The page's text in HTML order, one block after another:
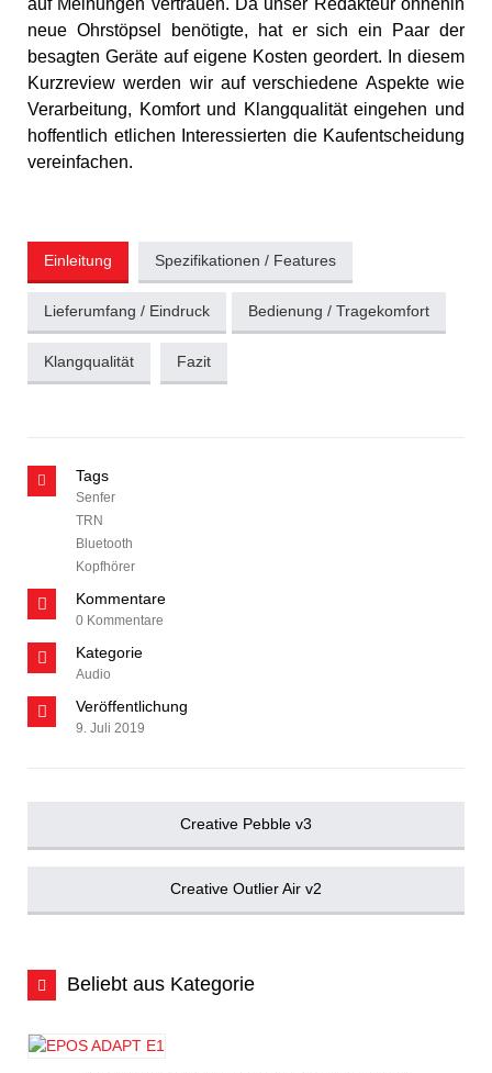
auf Meinungen vertrauen. Da unser Redakteur ohnehin
neue Ohrstöpsel benötigte, hat er sich ein Paar der
besagten Geräte auf eigene Kosten geordert. In diesem
Kurzreview werden wir auf verschiedene Aspekte wie
Verarbeitung, Komfort und Klangqualität eingehen und
hoffentlich etlichen Interessierten die Kaufentscheidung
vereinfachen.
Einleitung Spezifikationen / Features
Lieferumfang / Eindruck Bedienung / Tragekomfort
Klangqualität Fazit
Tags
Senfer
TRN
Bluetooth
Kopfhörer
Kommentare
0 Kommentare
Kategorie
Audio
Veröffentlichung
9. Juli 2019
Creative Pebble v3
Creative Outlier Air v2
Beliebt aus Kategorie